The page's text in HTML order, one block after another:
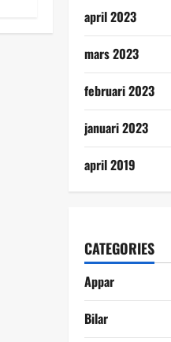
april 2023
mars 2023
februari 2023
januari 2023
april 2019
CATEGORIES
Appar
Bilar